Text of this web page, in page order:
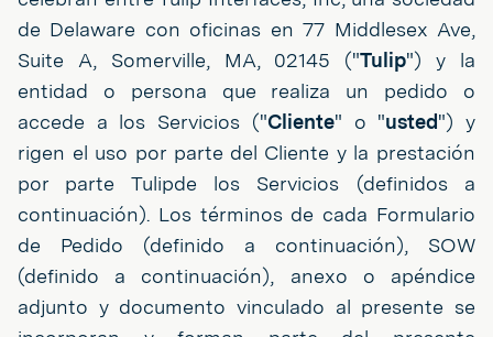
de Delaware con oficinas en 77 Middlesex Ave,
Suite A, Somerville, MA, 02145 ("Tulip") y la
entidad o persona que realiza un pedido o
accede a los Servicios ("Cliente" o "usted") y
rigen el uso por parte del Cliente y la prestación
por parte Tulipde los Servicios (definidos a
continuación). Los términos de cada Formulario
de Pedido (definido a continuación), SOW
(definido a continuación), anexo o apéndice
adjunto y documento vinculado al presente se